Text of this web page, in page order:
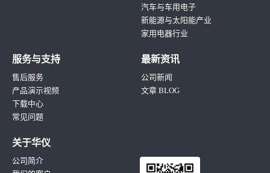
汽车与车用电子
新能源与太阳能产业
家用电器行业
服务与支持
售后服务
产品演示视频
下载中心
常见问题
最新资讯
公司新闻
文章 BLOG
关于华仪
公司简介